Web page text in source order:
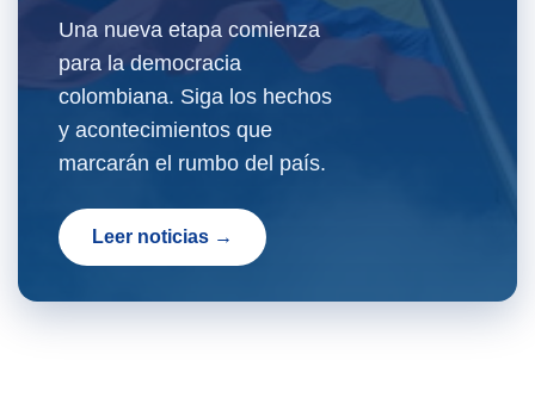
Una nueva etapa comienza
para la democracia
colombiana. Siga los hechos
y acontecimientos que
marcarán el rumbo del país.
Leer noticias →